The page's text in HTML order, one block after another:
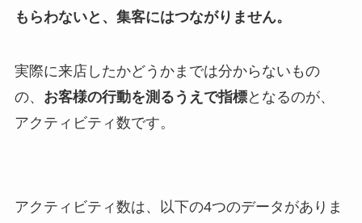
もらわないと、集客にはつながりません。
実際に来店したかどうかまでは分からないもの
の、 お客様の行動を測るうえで指標となるのが、
アクティビティ数です。
アクティビティ数は、以下の4つのデータがありま